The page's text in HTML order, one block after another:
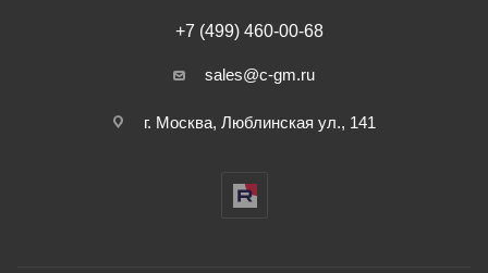
+7 (499) 460-00-68
sales@c-gm.ru
г. Москва, Люблинская ул., 141